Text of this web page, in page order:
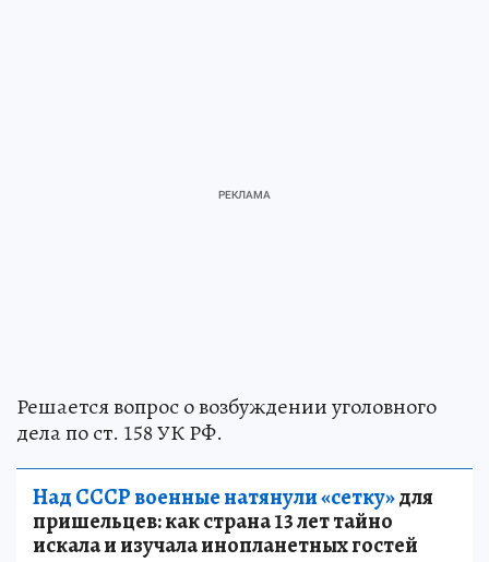
Решается вопрос о возбуждении уголовного
дела по ст. 158 УК РФ.
Над СССР военные натянули «сетку»для
пришельцев: как страна 13 лет тайно
искала и изучала инопланетных гостей